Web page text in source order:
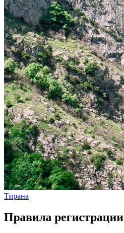
Тирана
Правила регистрации